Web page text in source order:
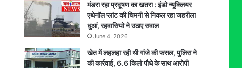
फंसे,
ग्रामीणों
ने
निकाला
शव
मंडरा रहा प्रदूषण का खतरा : इंडो न्यूक्लियर
एथेनॉल प्लांट की चिमनी से निकल रहा जहरीला
धुआं, रहवासियो ने उठाए सवाल
June 4, 2026
खेत में लहलहा रही थी गांजे की फसल, पुलिस ने
की कार्रवाई, 6.6 किलो पौधे के साथ आरोपी